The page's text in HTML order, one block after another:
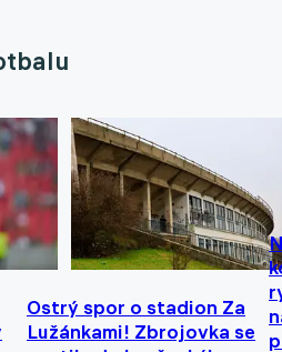
Ostrý spor o stadion Za
Lužánkami! Zbrojovka se